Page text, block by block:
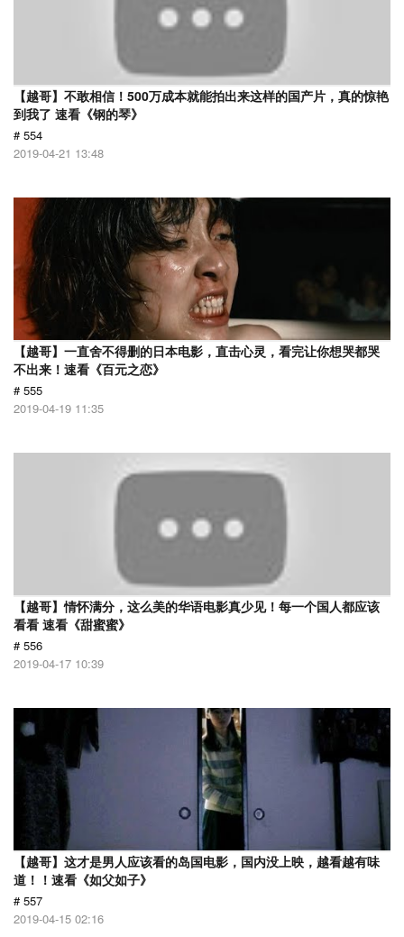
【越哥】不敢相信！500万成本就能拍出来这样的国产片，真的惊艳
到我了 速看《钢的琴》
# 554
2019-04-21 13:48
【越哥】一直舍不得删的日本电影，直击心灵，看完让你想哭都哭
不出来！速看《百元之恋》
# 555
2019-04-19 11:35
【越哥】情怀满分，这么美的华语电影真少见！每一个国人都应该
看看 速看《甜蜜蜜》
# 556
2019-04-17 10:39
【越哥】这才是男人应该看的岛国电影，国内没上映，越看越有味
道！！速看《如父如子》
# 557
2019-04-15 02:16